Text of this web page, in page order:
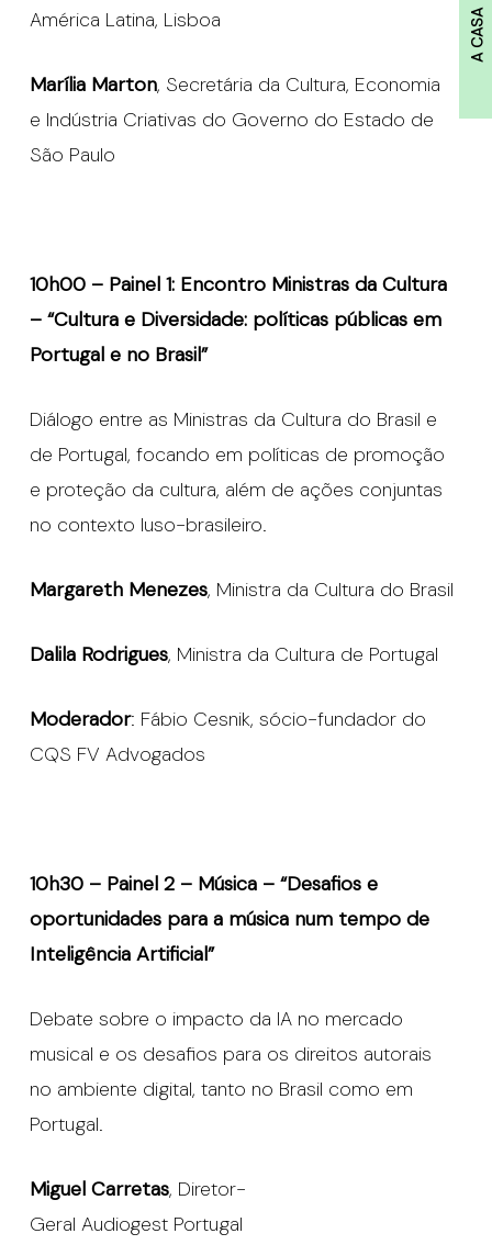
A CASA
América Latina, Lisboa
Marília Marton, Secretária da Cultura, Economia
e Indústria Criativas do Governo do Estado de
São Paulo
10h00 – Painel 1: Encontro Ministras da Cultura
– “Cultura e Diversidade: políticas públicas em
Portugal e no Brasil”
Diálogo entre as Ministras da Cultura do Brasil e
de Portugal, focando em políticas de promoção
e proteção da cultura, além de ações conjuntas
no contexto luso-brasileiro.
Margareth Menezes, Ministra da Cultura do Brasil
Dalila Rodrigues, Ministra da Cultura de Portugal
Moderador: Fábio Cesnik, sócio-fundador do
CQS FV Advogados
10h30 – Painel 2 – Música – “Desafios e
oportunidades para a música num tempo de
Inteligência Artificial”
Debate sobre o impacto da IA no mercado
musical e os desafios para os direitos autorais
no ambiente digital, tanto no Brasil como em
Portugal.
Miguel Carretas, Diretor-
Geral Audiogest Portugal